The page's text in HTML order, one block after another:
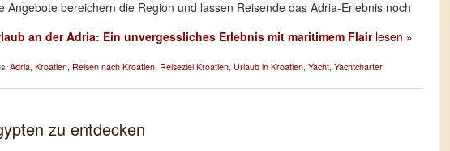
Angebote bereichern die Region und lassen Reisende das Adria-Erlebnis noch
an der Adria: Ein unvergessliches Erlebnis mit maritimem Flairlesen »
Adria, Kroatien, Reisen nach Kroatien, Reiseziel Kroatien, Urlaub in Kroatien, Yacht, Yachtcharter
zu entdecken